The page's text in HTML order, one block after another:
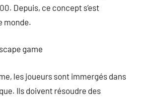
Depuis, ce concept s’est
monde.
game
les joueurs sont immergés dans
Ils doivent résoudre des